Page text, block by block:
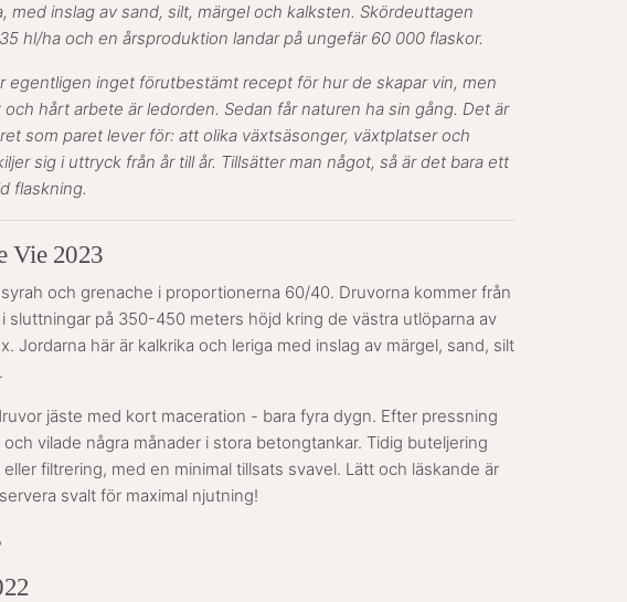
med inslag av sand, silt, märgel och kalksten. Skördeuttagen
hl/ha och en årsproduktion landar på ungefär 60 000 flaskor.
egentligen inget förutbestämt recept för hur de skapar vin, men
hårt arbete är ledorden. Sedan får naturen ha sin gång. Det är
som paret lever för: att olika växtsäsonger, växtplatser och
sig i uttryck från år till år. Tillsätter man något, så är det bara ett
flaskning.
Vie 2023
och grenache i proportionerna 60/40. Druvorna kommer från
sluttningar på 350-450 meters höjd kring de västra utlöparna av
Jordarna här är kalkrika och leriga med inslag av märgel, sand, silt
jäste med kort maceration - bara fyra dygn. Efter pressning
vilade några månader i stora betongtankar. Tidig buteljering
filtrering, med en minimal tillsats svavel. Lätt och läskande är
svalt för maximal njutning!